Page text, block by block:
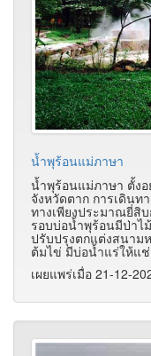
น้ำพุร้อนแม่ภาษา
น้ำพุร้อนแม่ภาษา ตั้ง
จังหวัดตาก การเดินท
ทางเพียงประมาณยี่สิ
รอบบ่อน้ำพุร้อนมีป่า
ปรับปรุงตกแต่งสนา
ต้มไข่ มีบ่อน้ำแร่ให้แ
เผยแพร่เมื่อ 21-12-